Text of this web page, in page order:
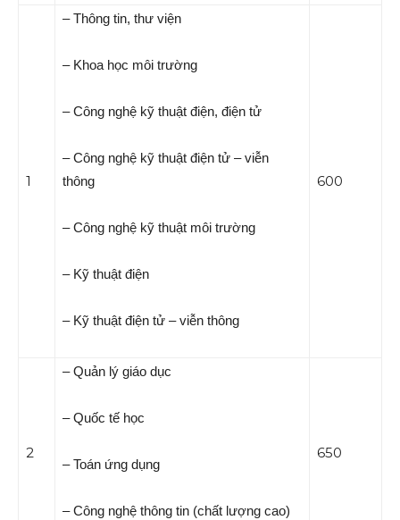
1
– Thông tin, thư viện
– Khoa học môi trường
– Công nghệ kỹ thuật điện, điện tử
– Công nghệ kỹ thuật điện tử – viễn
thông
– Công nghệ kỹ thuật môi trường
– Kỹ thuật điện
– Kỹ thuật điện tử – viễn thông
600
2
– Quản lý giáo dục
– Quốc tế học
– Toán ứng dụng
– Công nghệ thông tin (chất lượng cao)
650